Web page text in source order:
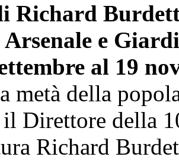
Richard
Arsenale e
al 19
metà della
Direttore della
Richard